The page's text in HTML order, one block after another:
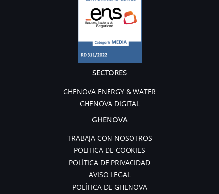
SECTORES
GHENOVA ENERGY & WATER
GHENOVA DIGITAL
GHENOVA
TRABAJA CON NOSOTROS
POLÍTICA DE COOKIES
POLÍTICA DE PRIVACIDAD
AVISO LEGAL
POLÍTICA DE GHENOVA